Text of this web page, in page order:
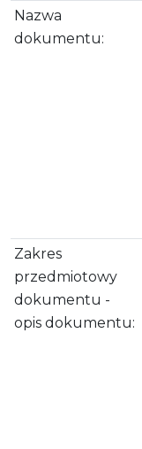
Nazwa
dokumentu:
Zakres
przedmiotowy
dokumentu -
opis dokumentu: